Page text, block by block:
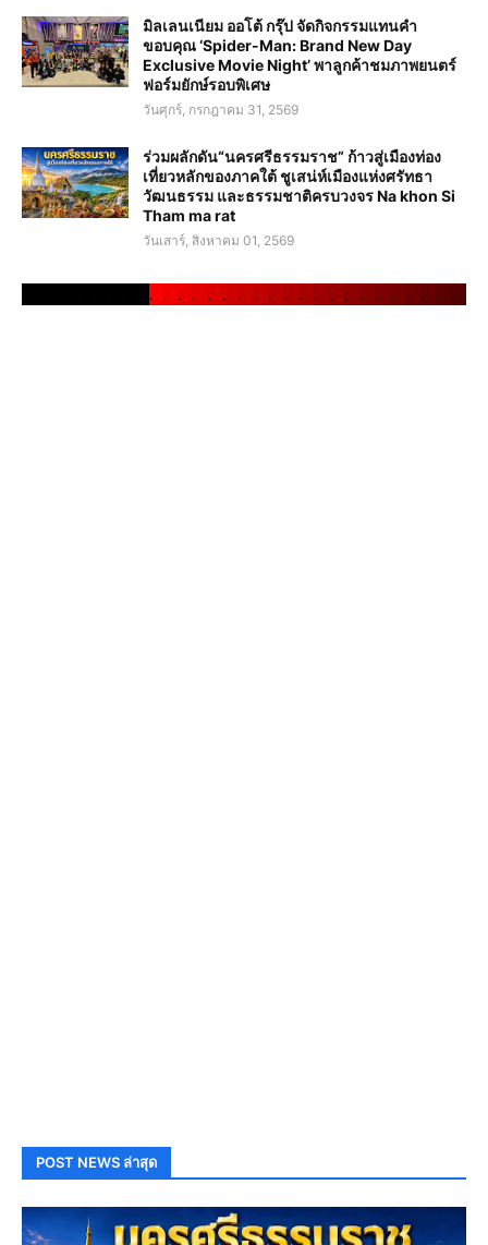
มิลเลนเนียม ออโต้ กรุ๊ป จัดกิจกรรมแทนคำ
ขอบคุณ ‘Spider-Man: Brand New Day
Exclusive Movie Night’ พาลูกค้าชมภาพยนตร์
ฟอร์มยักษ์รอบพิเศษ
วันศุกร์, กรกฎาคม 31, 2569
ร่วมผลักดัน“นครศรีธรรมราช” ก้าวสู่เมืองท่อง
เที่ยวหลักของภาคใต้ ชูเสน่ห์เมืองแห่งศรัทธา
วัฒนธรรม และธรรมชาติครบวงจร Na khon Si
Tham ma rat
วันเสาร์, สิงหาคม 01, 2569
. . . . . . . . . . . . . . . . . . . . .
POST NEWS ล่าสุด